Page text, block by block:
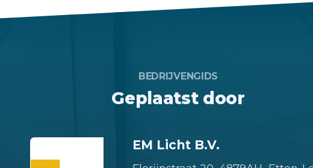
BEDRIJVENGIDS
Geplaatst door
EM Licht B.V.